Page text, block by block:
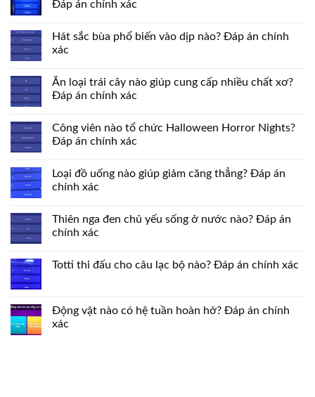
Đáp án chính xác
Hát sắc bùa phổ biến vào dịp nào? Đáp án chính
xác
Ăn loại trái cây nào giúp cung cấp nhiều chất xơ?
Đáp án chính xác
Công viên nào tổ chức Halloween Horror Nights?
Đáp án chính xác
Loại đồ uống nào giúp giảm căng thẳng? Đáp án
chính xác
Thiên nga đen chủ yếu sống ở nước nào? Đáp án
chính xác
Totti thi đấu cho câu lạc bộ nào? Đáp án chính xác
Động vật nào có hệ tuần hoàn hở? Đáp án chính
xác